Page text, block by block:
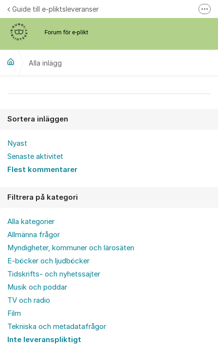
Hoppa till innehåll
Guide till e-pliktsleveranser
Alla inlägg
Sortera inläggen
Nyast
Senaste aktivitet
Flest kommentarer
Filtrera på kategori
Alla kategorier
Allmänna frågor
Myndigheter, kommuner och lärosäten
E-böcker och ljudböcker
Tidskrifts- och nyhetssajter
Musik och poddar
TV och radio
Film
Tekniska och metadatafrågor
Inte leveranspliktigt